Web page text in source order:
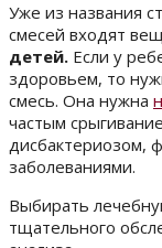
Уже из названия
смесей входят
детей. Если у
здоровьем, то
смесь. Она нужна
частым
дисбактериозом,
заболеваниями.
Выбирать
тщательного